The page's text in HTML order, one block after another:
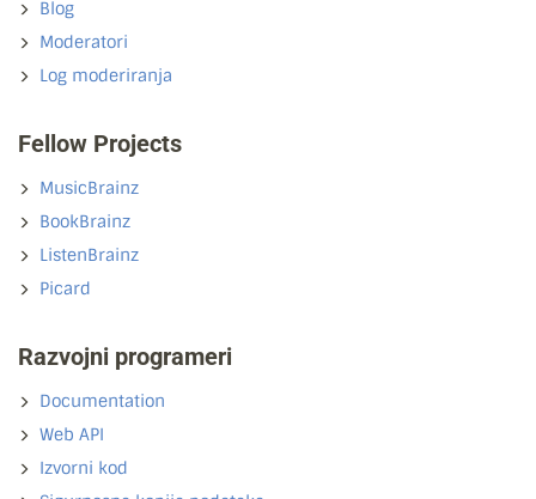
Blog
Moderatori
Log moderiranja
Fellow Projects
MusicBrainz
BookBrainz
ListenBrainz
Picard
Razvojni programeri
Documentation
Web API
Izvorni kod